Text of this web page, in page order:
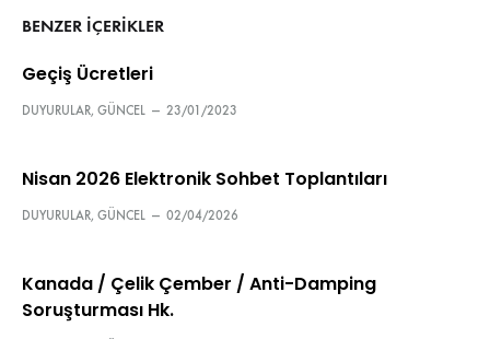
BENZER IÇERIKLER
Geçiş Ücretleri
DUYURULAR, GÜNCEL — 23/01/2023
Nisan 2026 Elektronik Sohbet Toplantıları
DUYURULAR, GÜNCEL — 02/04/2026
Kanada / Çelik Çember / Anti-Damping
Soruşturması Hk.